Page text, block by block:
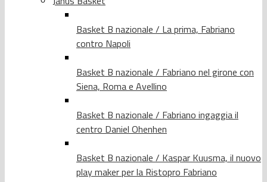
Basket B nazionale / La prima, Fabriano
contro Napoli
Basket B nazionale / Fabriano nel girone con
Siena, Roma e Avellino
Basket B nazionale / Fabriano ingaggia il
centro Daniel Ohenhen
Basket B nazionale / Kaspar Kuusma, il nuovo
play maker per la Ristopro Fabriano